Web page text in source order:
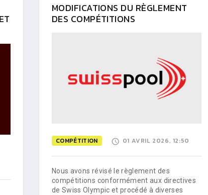
MODIFICATIONS DU RÈGLEMENT
DES COMPÉTITIONS
COMPÉTITION 01 AVRIL 2026, 12:50
Nous avons révisé le règlement des
compétitions conformément aux directives
de Swiss Olympic et procédé à diverses